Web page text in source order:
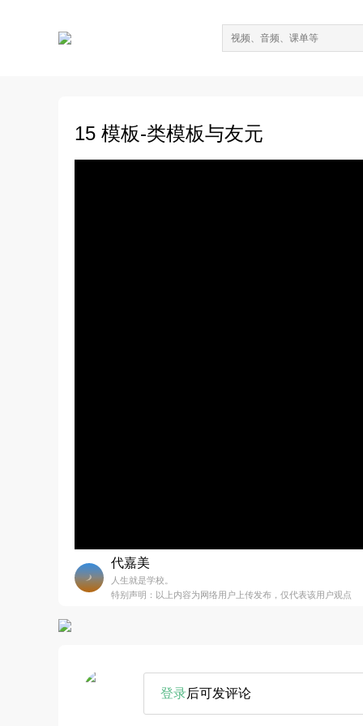
15 模板-类模板与友元
代嘉美
人生就是学校。
特别声明：以上内容为网络用户上传发布，仅代表该用户观点
登录后可发评论